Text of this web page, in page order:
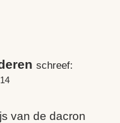
schreef:
van de dacron